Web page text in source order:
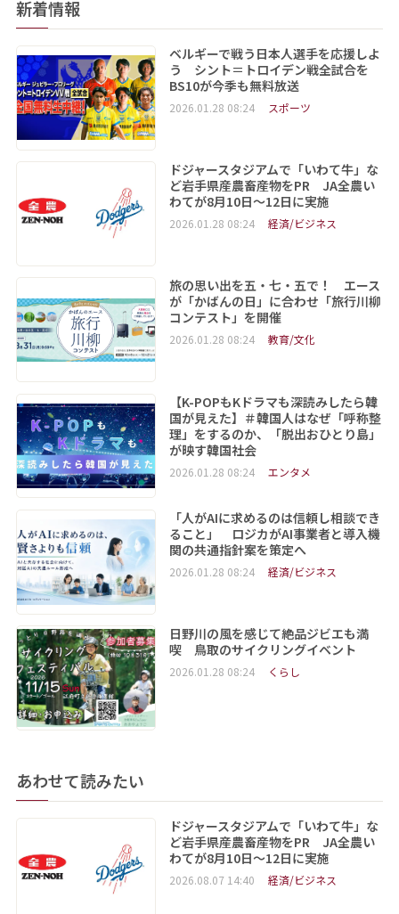
新着情報
ベルギーで戦う日本人選手を応援しよ
う シント＝トロイデン戦全試合を
BS10が今季も無料放送
2026.01.28 08:24 スポーツ
ドジャースタジアムで「いわて牛」な
ど岩手県産農畜産物をPR JA全農い
わてが8月10日～12日に実施
2026.01.28 08:24 経済/ビジネス
旅の思い出を五・七・五で！ エース
が「かばんの日」に合わせ「旅行川柳
コンテスト」を開催
2026.01.28 08:24 教育/文化
【K-POPもKドラマも深読みしたら韓
国が見えた】＃韓国人はなぜ「呼称整
理」をするのか、「脱出おひとり島」
が映す韓国社会
2026.01.28 08:24 エンタメ
「人がAIに求めるのは信頼し相談でき
ること」 ロジカがAI事業者と導入機
関の共通指針案を策定へ
2026.01.28 08:24 経済/ビジネス
日野川の風を感じて絶品ジビエも満
喫 鳥取のサイクリングイベント
2026.01.28 08:24 くらし
あわせて読みたい
ドジャースタジアムで「いわて牛」な
ど岩手県産農畜産物をPR JA全農い
わてが8月10日～12日に実施
2026.08.07 14:40 経済/ビジネス